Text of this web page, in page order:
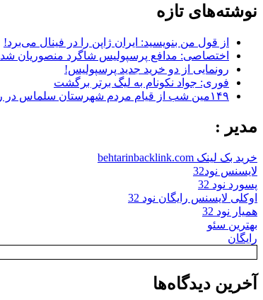
نوشته‌های تازه
از قول من بنویسید: ایران ژاپن را در فینال می‌برد!
اختصاصی: مدافع پرسپولیس شاگرد منصوریان شد
رونمایی از دو خرید جدید پرسپولیس!
فوری: جواد نکونام به لیگ برتر برگشت
۱۴۹مین شب از قیام مردم شهرستان سلماس در راستای خونخواهی رهبر شهید + تصاویر
مدیر :
خرید بک لینک behtarinbacklink.com
لایسنس نود32
پسورد نود 32
اوکلی لایسنس رایگان نود 32
همیار نود 32
بهترین سئو
رایگان
آخرین دیدگاه‌ها